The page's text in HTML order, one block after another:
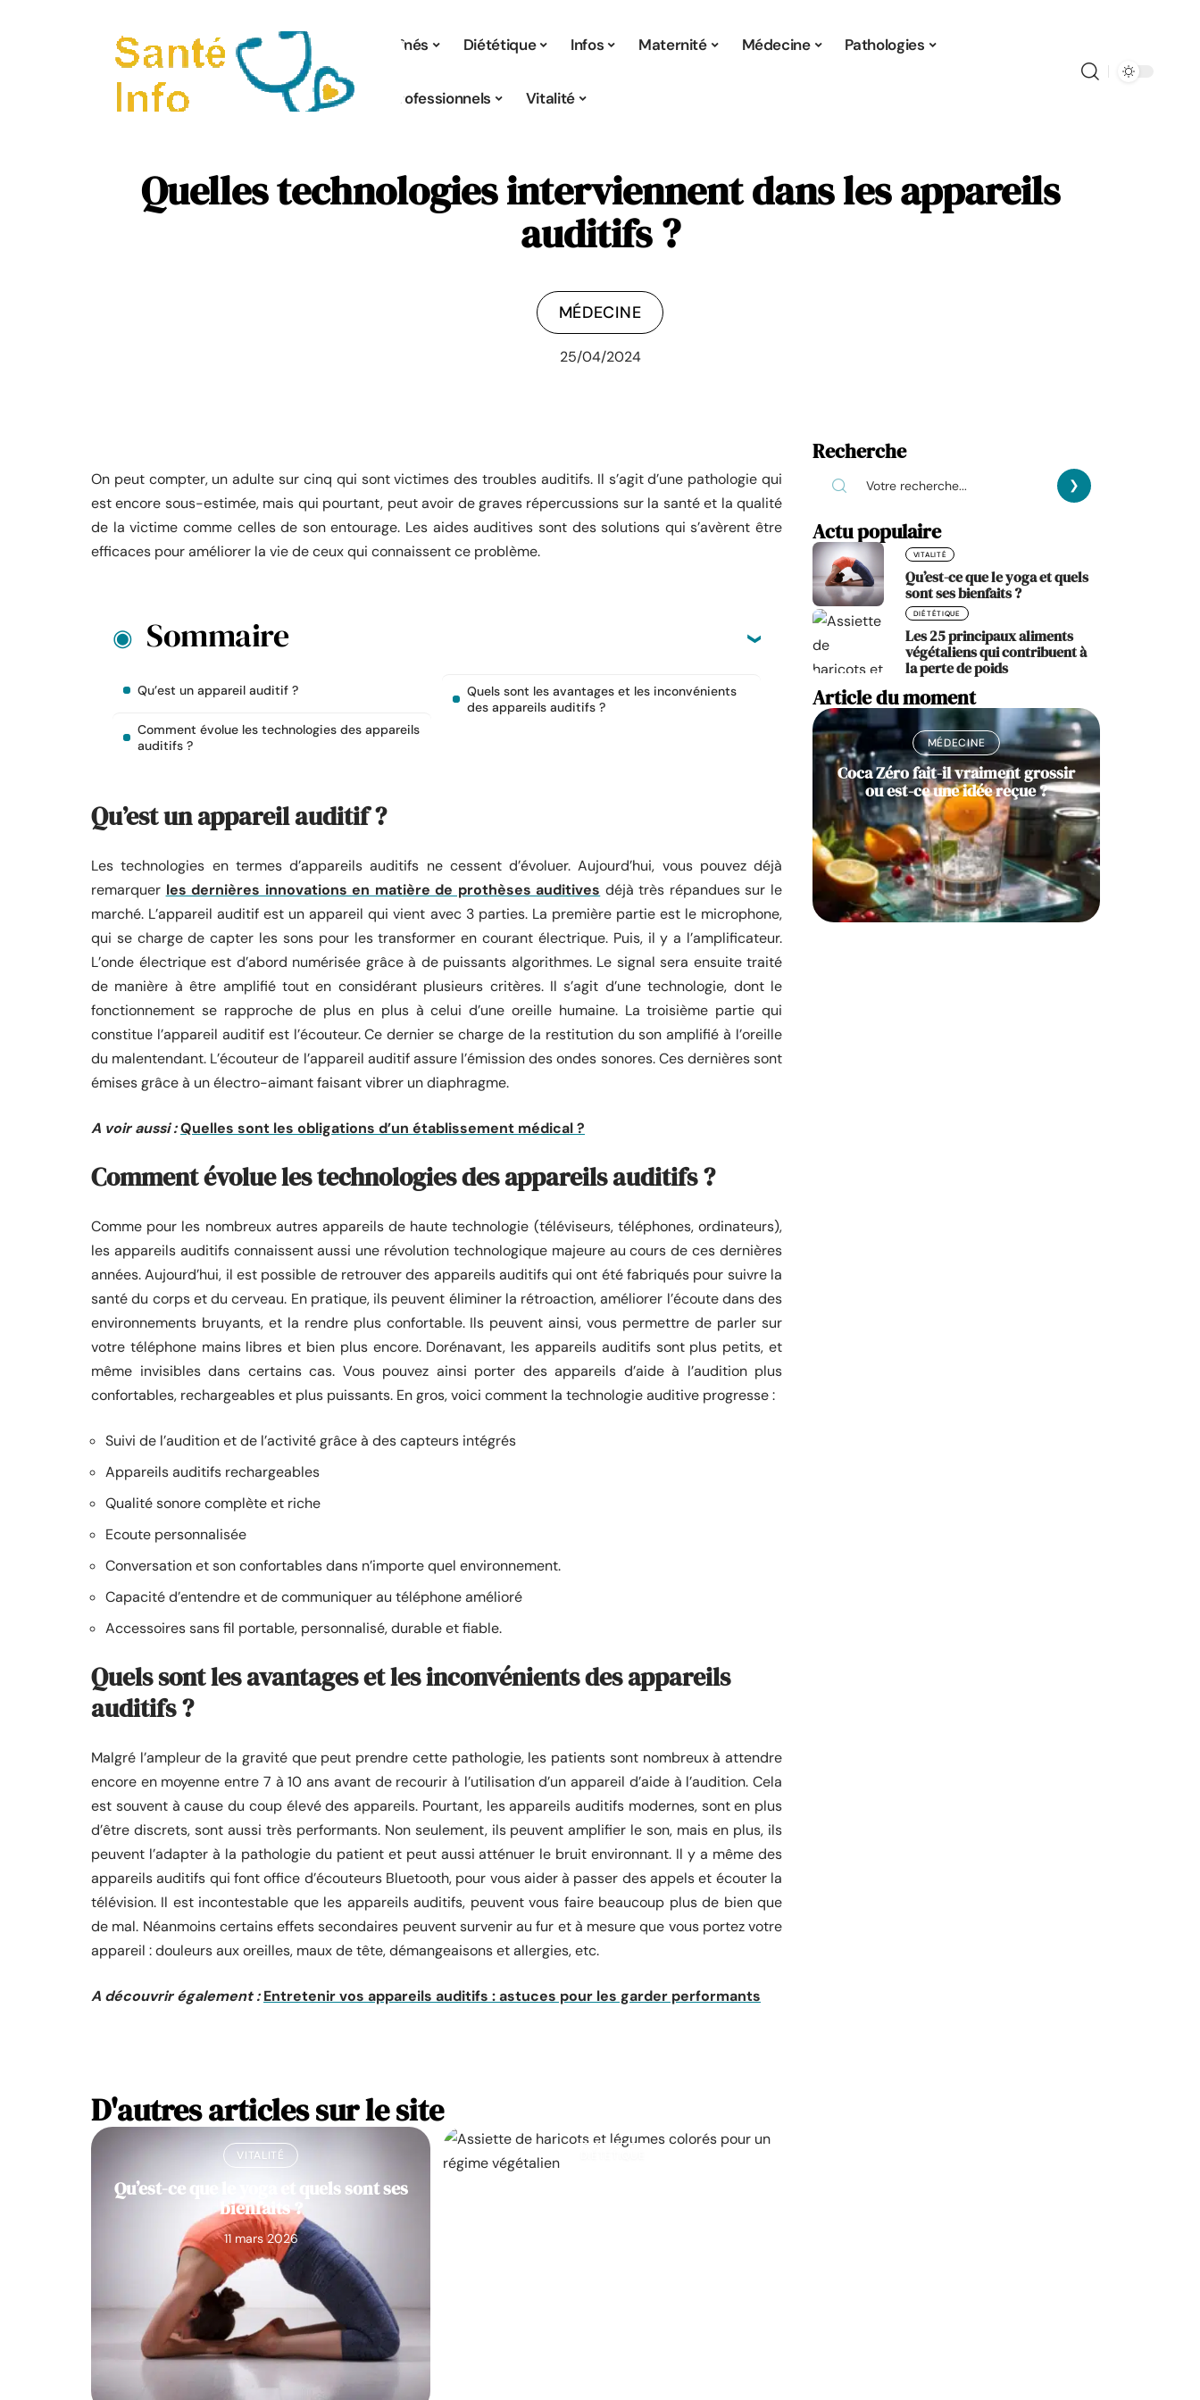
Aînés Diététique Infos Maternité Médecine Pathologies
Professionnels Vitalité
Quelles technologies interviennent dans les appareils
auditifs ?
MÉDECINE
25/04/2024
On peut compter, un adulte sur cinq qui sont victimes des troubles auditifs. Il s’agit d’une pathologie qui
est encore sous-estimée, mais qui pourtant, peut avoir de graves répercussions sur la santé et la qualité
de la victime comme celles de son entourage. Les aides auditives sont des solutions qui s’avèrent être
efficaces pour améliorer la vie de ceux qui connaissent ce problème.
Sommaire
Qu’est un appareil auditif ?
Comment évolue les technologies des appareils
auditifs ?
Quels sont les avantages et les inconvénients
des appareils auditifs ?
Qu’est un appareil auditif ?
Les technologies en termes d’appareils auditifs ne cessent d’évoluer. Aujourd’hui, vous pouvez déjà
remarquer les dernières innovations en matière de prothèses auditives déjà très répandues sur le
marché. L’appareil auditif est un appareil qui vient avec 3 parties. La première partie est le microphone,
qui se charge de capter les sons pour les transformer en courant électrique. Puis, il y a l’amplificateur.
L’onde électrique est d’abord numérisée grâce à de puissants algorithmes. Le signal sera ensuite traité
de manière à être amplifié tout en considérant plusieurs critères. Il s’agit d’une technologie, dont le
fonctionnement se rapproche de plus en plus à celui d’une oreille humaine. La troisième partie qui
constitue l’appareil auditif est l’écouteur. Ce dernier se charge de la restitution du son amplifié à l’oreille
du malentendant. L’écouteur de l’appareil auditif assure l’émission des ondes sonores. Ces dernières sont
émises grâce à un électro-aimant faisant vibrer un diaphragme.
A voir aussi :Quelles sont les obligations d’un établissement médical ?
Comment évolue les technologies des appareils auditifs ?
Comme pour les nombreux autres appareils de haute technologie (téléviseurs, téléphones, ordinateurs),
les appareils auditifs connaissent aussi une révolution technologique majeure au cours de ces dernières
années. Aujourd’hui, il est possible de retrouver des appareils auditifs qui ont été fabriqués pour suivre la
santé du corps et du cerveau. En pratique, ils peuvent éliminer la rétroaction, améliorer l’écoute dans des
environnements bruyants, et la rendre plus confortable. Ils peuvent ainsi, vous permettre de parler sur
votre téléphone mains libres et bien plus encore. Dorénavant, les appareils auditifs sont plus petits, et
même invisibles dans certains cas. Vous pouvez ainsi porter des appareils d’aide à l’audition plus
confortables, rechargeables et plus puissants. En gros, voici comment la technologie auditive progresse :
Suivi de l’audition et de l’activité grâce à des capteurs intégrés
Appareils auditifs rechargeables
Qualité sonore complète et riche
Ecoute personnalisée
Conversation et son confortables dans n’importe quel environnement.
Capacité d’entendre et de communiquer au téléphone amélioré
Accessoires sans fil portable, personnalisé, durable et fiable.
Quels sont les avantages et les inconvénients des appareils
auditifs ?
Malgré l’ampleur de la gravité que peut prendre cette pathologie, les patients sont nombreux à attendre
encore en moyenne entre 7 à 10 ans avant de recourir à l’utilisation d’un appareil d’aide à l’audition. Cela
est souvent à cause du coup élevé des appareils. Pourtant, les appareils auditifs modernes, sont en plus
d’être discrets, sont aussi très performants. Non seulement, ils peuvent amplifier le son, mais en plus, ils
peuvent l’adapter à la pathologie du patient et peut aussi atténuer le bruit environnant. Il y a même des
appareils auditifs qui font office d’écouteurs Bluetooth, pour vous aider à passer des appels et écouter la
télévision. Il est incontestable que les appareils auditifs, peuvent vous faire beaucoup plus de bien que
de mal. Néanmoins certains effets secondaires peuvent survenir au fur et à mesure que vous portez votre
appareil : douleurs aux oreilles, maux de tête, démangeaisons et allergies, etc.
A découvrir également : Entretenir vos appareils auditifs : astuces pour les garder performants
D'autres articles sur le site
VITALITÉ
Qu’est-ce que le yoga et quels sont ses
bienfaits ?
11 mars 2026
Recherche
Actu populaire
VITALITÉ
Qu’est-ce que le yoga et quels
sont ses bienfaits ?
DIÉTÉTIQUE
Les 25 principaux aliments
végétaliens qui contribuent à
la perte de poids
Article du moment
MÉDECINE
Coca Zéro fait-il vraiment grossir
ou est-ce une idée reçue ?